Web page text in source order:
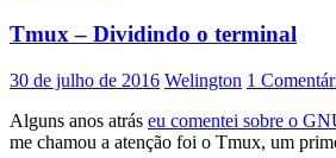
Tmux – Dividindo o terminal
30 de julho de 2016 Welington 1
Alguns anos atrás eu comentei sobre o
me chamou a atenção foi o Tmux, um